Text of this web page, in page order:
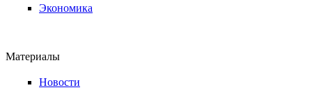
Экономика
Материалы
Новости